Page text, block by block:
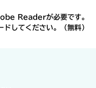
Readerが必要です。
してください。（無料）